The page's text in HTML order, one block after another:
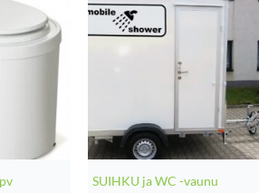
SUIHKU ja WC -vaunu